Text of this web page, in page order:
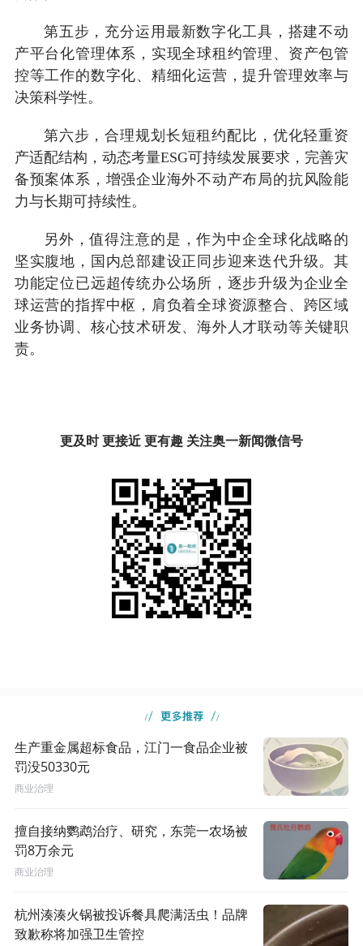
第五步，充分运用最新数字化工具，搭建不动
产平台化管理体系，实现全球租约管理、资产包管
控等工作的数字化、精细化运营，提升管理效率与
决策科学性。
第六步，合理规划长短租约配比，优化轻重资
产适配结构，动态考量ESG可持续发展要求，完善灾
备预案体系，增强企业海外不动产布局的抗风险能
力与长期可持续性。
另外，值得注意的是，作为中企全球化战略的
坚实腹地，国内总部建设正同步迎来迭代升级。其
功能定位已远超传统办公场所，逐步升级为企业全
球运营的指挥中枢，肩负着全球资源整合、跨区域
业务协调、核心技术研发、海外人才联动等关键职
责。
更及时 更接近 更有趣 关注奥一新闻微信号
生产重金属超标食品，江门一食品企业被
罚没50330元
商业治理
擅自接纳鹦鹉治疗、研究，东莞一农场被
罚8万余元
商业治理
杭州湊湊火锅被投诉餐具爬满活虫！品牌
致歉称将加强卫生管控